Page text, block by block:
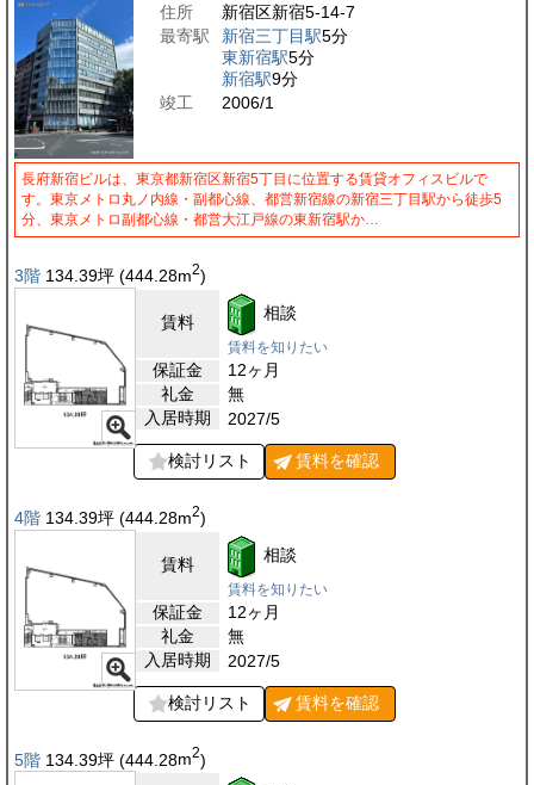
住所
新宿区新宿5-14-7
最寄駅
新宿三丁目駅5分
東新宿駅5分
新宿駅9分
竣工
2006/1
長府新宿ビルは、東京都新宿区新宿5丁目に位置する賃貸オフィスビルで
す。東京メトロ丸ノ内線・副都心線、都営新宿線の新宿三丁目駅から徒歩5
分、東京メトロ副都心線・都営大江戸線の東新宿駅か…
3階 134.39坪 (444.28m2)
賃料 相談
賃料を知りたい
保証金
12ヶ月
礼金
無
入居時期
2027/5
検討リスト 賃料を確認
4階 134.39坪 (444.28m2)
賃料 相談
賃料を知りたい
保証金
12ヶ月
礼金
無
入居時期
2027/5
検討リスト 賃料を確認
5階 134.39坪 (444.28m2)